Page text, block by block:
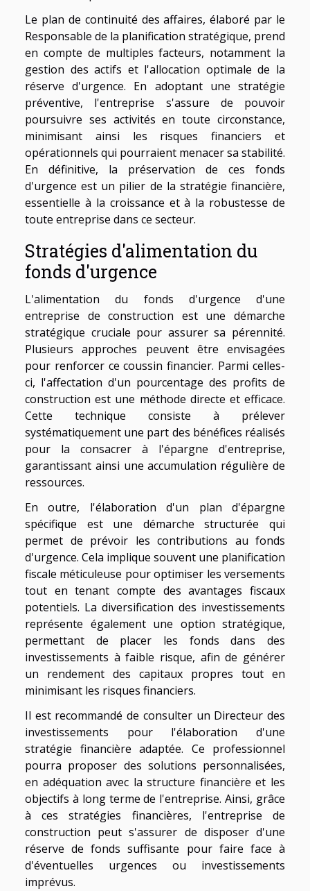
Le plan de continuité des affaires, élaboré par le
Responsable de la planification stratégique, prend
en compte de multiples facteurs, notamment la
gestion des actifs et l'allocation optimale de la
réserve d'urgence. En adoptant une stratégie
préventive, l'entreprise s'assure de pouvoir
poursuivre ses activités en toute circonstance,
minimisant ainsi les risques financiers et
opérationnels qui pourraient menacer sa stabilité.
En définitive, la préservation de ces fonds
d'urgence est un pilier de la stratégie financière,
essentielle à la croissance et à la robustesse de
toute entreprise dans ce secteur.
Stratégies d'alimentation du
fonds d'urgence
L'alimentation du fonds d'urgence d'une
entreprise de construction est une démarche
stratégique cruciale pour assurer sa pérennité.
Plusieurs approches peuvent être envisagées
pour renforcer ce coussin financier. Parmi celles-
ci, l'affectation d'un pourcentage des profits de
construction est une méthode directe et efficace.
Cette technique consiste à prélever
systématiquement une part des bénéfices réalisés
pour la consacrer à l'épargne d'entreprise,
garantissant ainsi une accumulation régulière de
ressources.
En outre, l'élaboration d'un plan d'épargne
spécifique est une démarche structurée qui
permet de prévoir les contributions au fonds
d'urgence. Cela implique souvent une planification
fiscale méticuleuse pour optimiser les versements
tout en tenant compte des avantages fiscaux
potentiels. La diversification des investissements
représente également une option stratégique,
permettant de placer les fonds dans des
investissements à faible risque, afin de générer
un rendement des capitaux propres tout en
minimisant les risques financiers.
Il est recommandé de consulter un Directeur des
investissements pour l'élaboration d'une
stratégie financière adaptée. Ce professionnel
pourra proposer des solutions personnalisées,
en adéquation avec la structure financière et les
objectifs à long terme de l'entreprise. Ainsi, grâce
à ces stratégies financières, l'entreprise de
construction peut s'assurer de disposer d'une
réserve de fonds suffisante pour faire face à
d'éventuelles urgences ou investissements
imprévus.